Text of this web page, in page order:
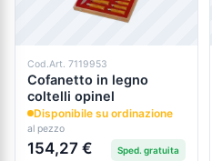
Cod.Art. 7119953
Cofanetto in legno
coltelli opinel
Disponibile su ordinazione
al pezzo
154,27 € Sped. gratuita